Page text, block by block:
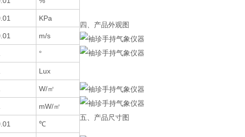
KPa
m/s
°
Lux
W/㎡
mW/㎡
℃
四、产品外观图
五、产品尺寸图